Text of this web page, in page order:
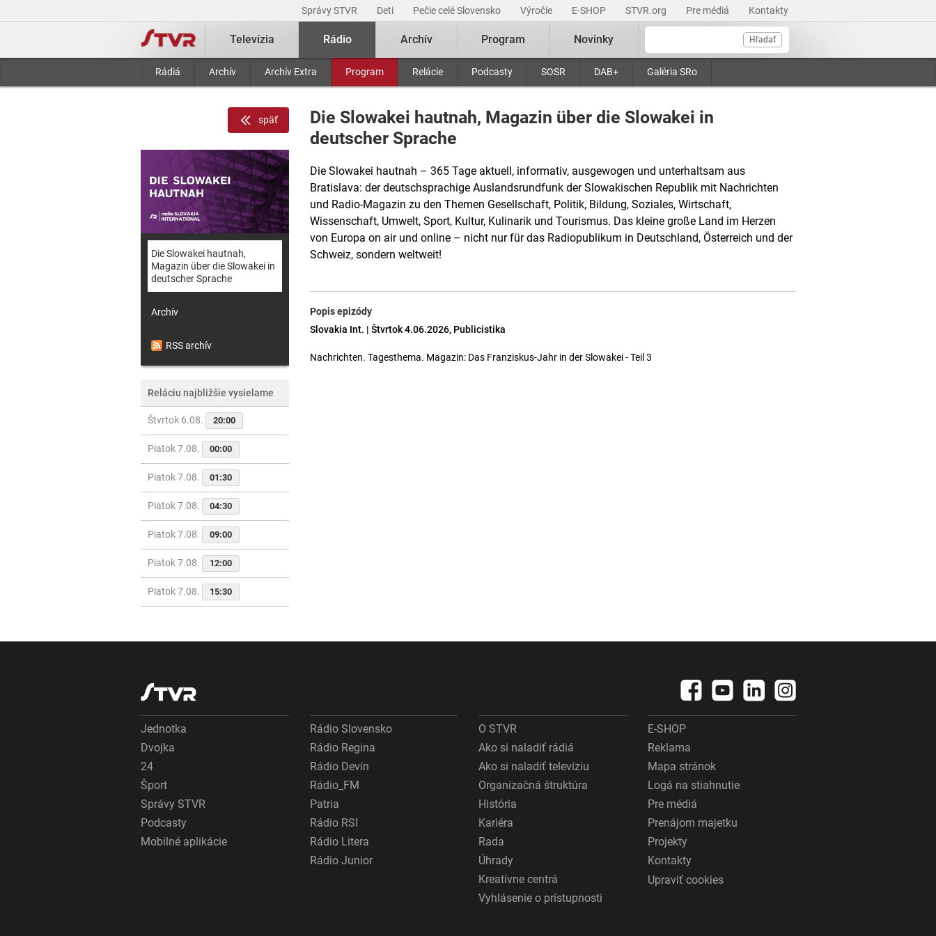
Správy STVR Deti Pečie celé Slovensko Výročie E-SHOP STVR.org Pre médiá Kontakty
Hľadať
Televízia Rádio
Rádiá Archív Archív Extra Program Relácie Podcasty SOSR DAB+ Galéria SRo
Archív Program Novinky
späť
Die Slowakei hautnah,
Magazin über die Slowakei in
deutscher Sprache
Archív
RSS archív
Reláciu najbližšie vysielame
Štvrtok 6.08. 20:00
Piatok 7.08. 00:00
Piatok 7.08. 01:30
Piatok 7.08. 04:30
Piatok 7.08. 09:00
Piatok 7.08. 12:00
Piatok 7.08. 15:30
Die Slowakei hautnah, Magazin über die Slowakei in
deutscher Sprache
Die Slowakei hautnah – 365 Tage aktuell, informativ, ausgewogen und unterhaltsam aus
Bratislava: der deutschsprachige Auslandsrundfunk der Slowakischen Republik mit Nachrichten
und Radio-Magazin zu den Themen Gesellschaft, Politik, Bildung, Soziales, Wirtschaft,
Wissenschaft, Umwelt, Sport, Kultur, Kulinarik und Tourismus. Das kleine große Land im Herzen
von Europa on air und online – nicht nur für das Radiopublikum in Deutschland, Österreich und der
Schweiz, sondern weltweit!
Popis epizódy
Slovakia Int. | Štvrtok 4.06.2026, Publicistika
Nachrichten. Tagesthema. Magazin: Das Franziskus-Jahr in der Slowakei - Teil 3
Jednotka
Dvojka
24
Šport
Správy STVR
Podcasty
Mobilné aplikácie
Rádio Slovensko
Rádio Regina
Rádio Devín
Rádio_FM
Patria
Rádio RSI
Rádio Litera
Rádio Junior
O STVR
Ako si naladiť rádiá
Ako si naladiť televíziu
Organizačná štruktúra
História
Kariéra
Rada
Úhrady
Kreatívne centrá
Vyhlásenie o prístupnosti
E-SHOP
Reklama
Mapa stránok
Logá na stiahnutie
Pre médiá
Prenájom majetku
Projekty
Kontakty
Upraviť cookies